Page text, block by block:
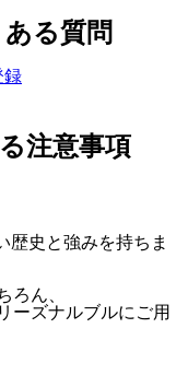
る質問
録
注意事項
歴史と強みを持ちま
ろん、
ーズナルブルにご用